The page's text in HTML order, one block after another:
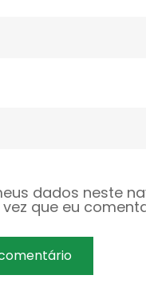
dados neste
que eu